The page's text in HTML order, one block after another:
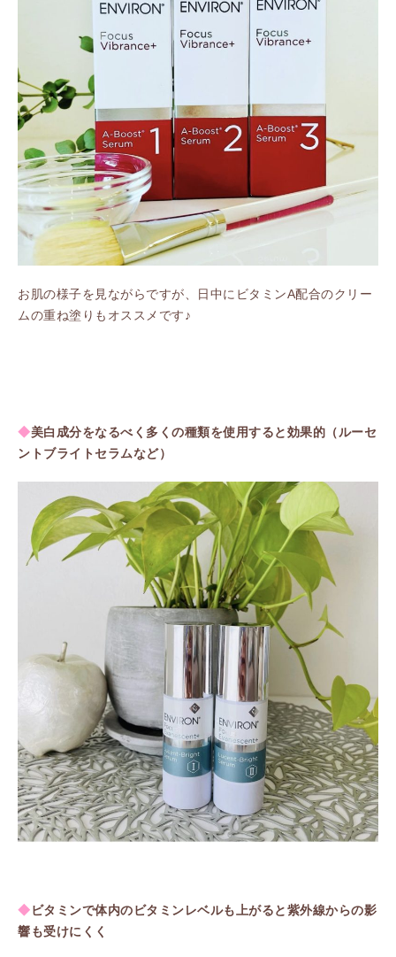
お肌の様子を見ながらですが、日中にビタミンA配合のクリー
ムの重ね塗りもオススメです♪
◆美白成分をなるべく多くの種類を使用すると効果的（ルーセ
ントブライトセラムなど）
◆ビタミンで体内のビタミンレベルも上がると紫外線からの影
響も受けにくく